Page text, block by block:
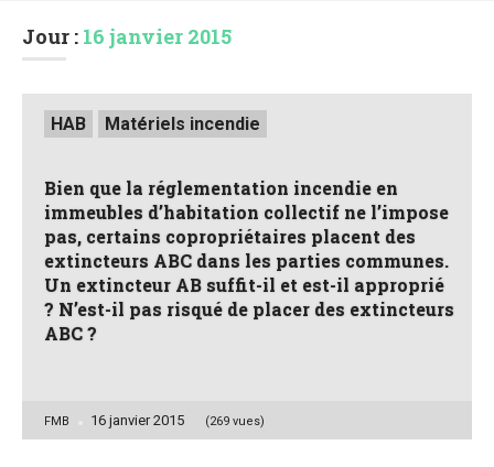
Jour : 16 janvier 2015
Posted
inHAB Matériels incendie
Bien que la réglementation incendie en
immeubles d’habitation collectif ne l’impose
pas, certains copropriétaires placent des
extincteurs ABC dans les parties communes.
Un extincteur AB suffit-il et est-il approprié
? N’est-il pas risqué de placer des extincteurs
ABC ?
Posted
FMB 16 janvier 2015 (269 vues)